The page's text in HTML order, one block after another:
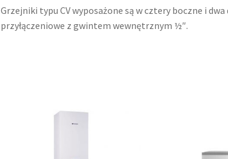
Grzejniki typu CV wyposażone są w cztery boczne i
przyłączeniowe z gwintem wewnętrznym ½″.